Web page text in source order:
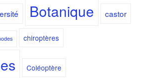
Botanique castor
chiroptères
Coléoptère